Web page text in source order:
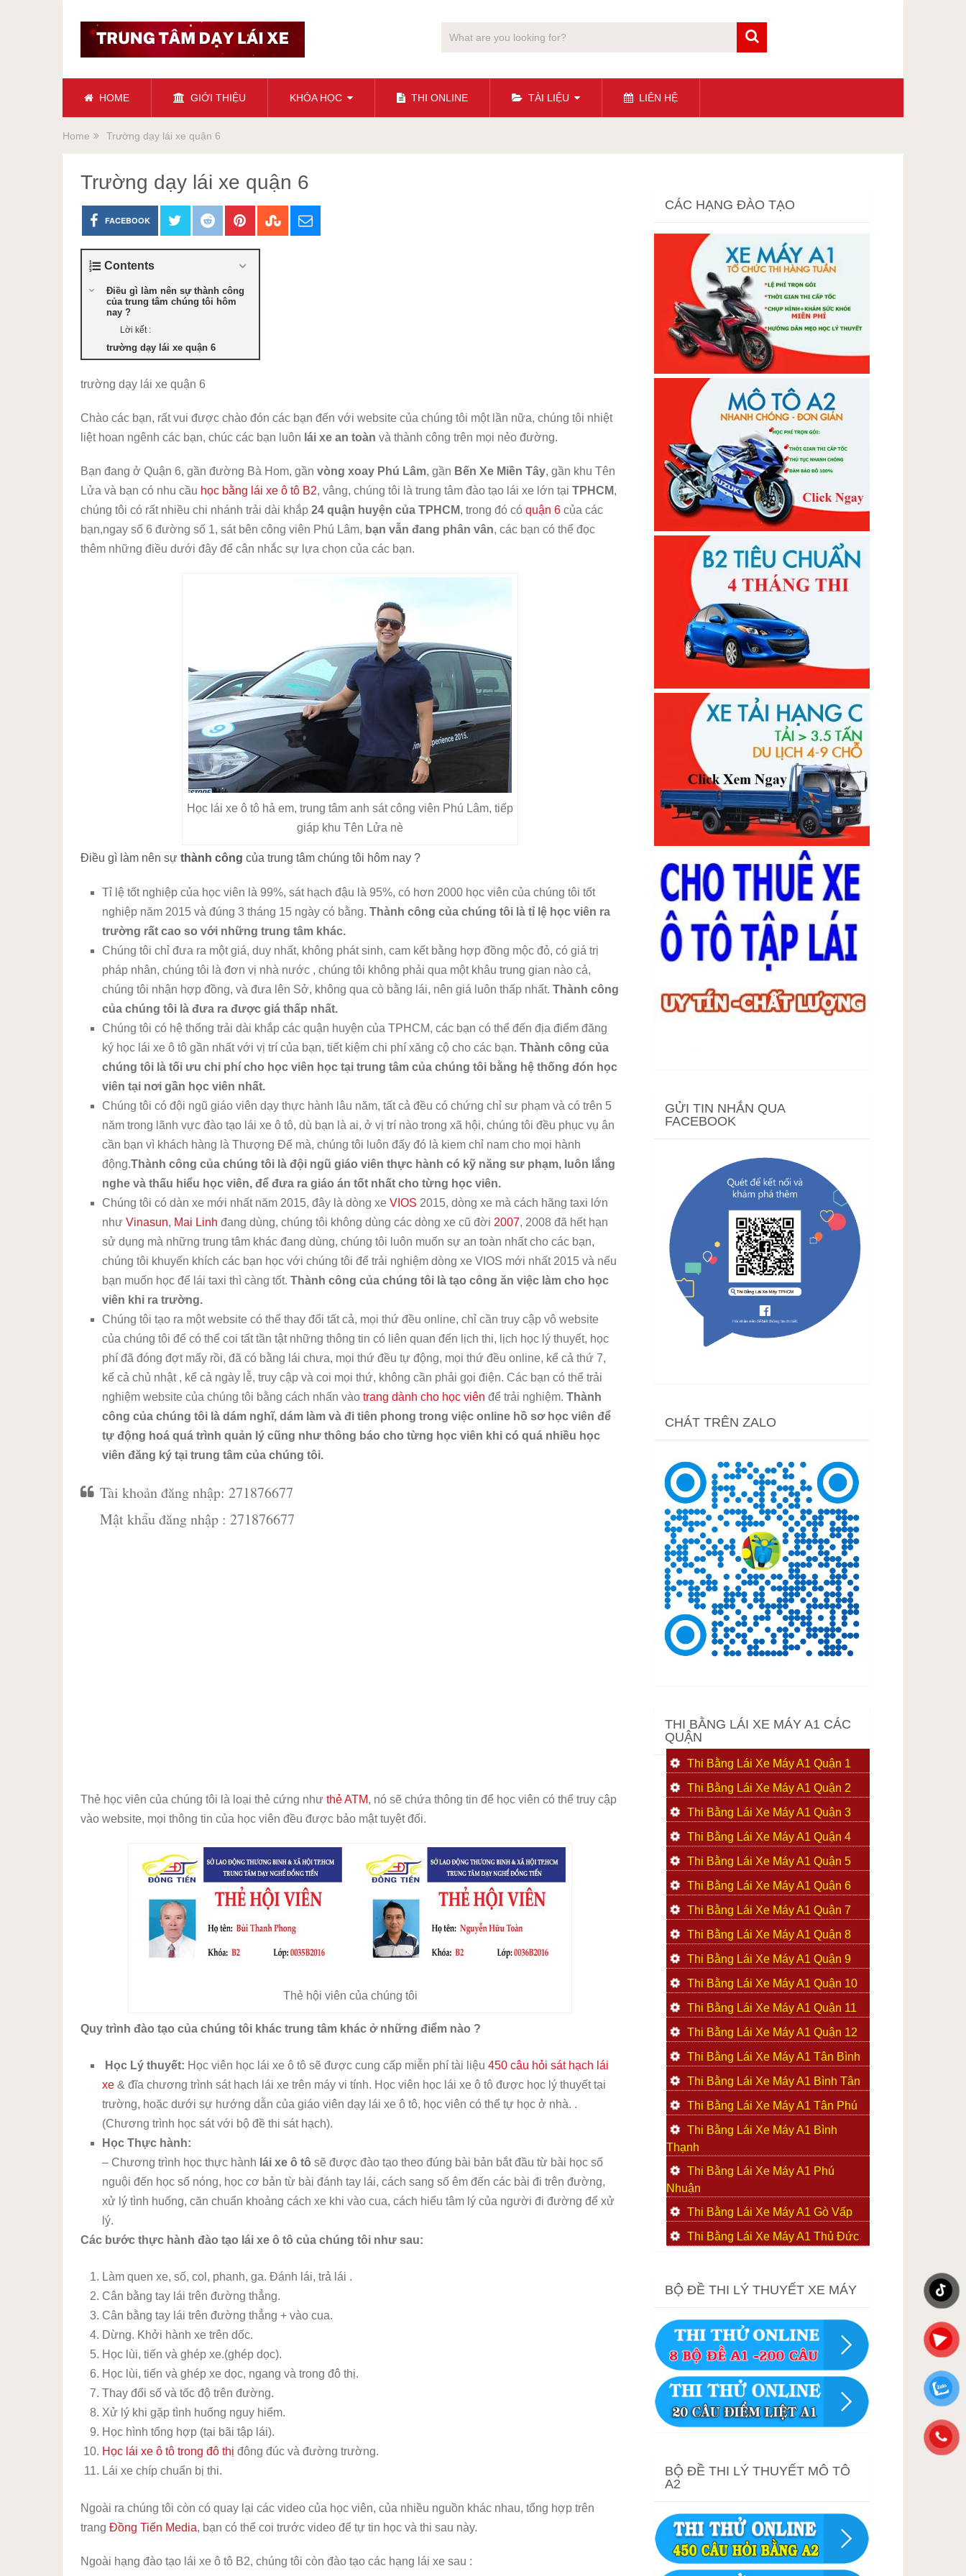
HOME GIỚI THIỆU KHÓA HỌC THI ONLINE TÀI LIỆU LIÊN HỆ
Home Trường dạy lái xe quận 6
Trường dạy lái xe quận 6
FACEBOOK
Contents
Điều gì làm nên sự thành công
của trung tâm chúng tôi hôm
nay ?
Lời kết :
trường dạy lái xe quận 6
trường dạy lái xe quận 6
Chào các bạn, rất vui được chào đón các bạn đến với website của chúng tôi một lần nữa, chúng tôi nhiệt
liệt hoan ngênh các bạn, chúc các bạn luôn lái xe an toàn và thành công trên mọi nẻo đường.
Bạn đang ở Quận 6, gần đường Bà Hom, gần vòng xoay Phú Lâm, gần Bến Xe Miền Tây, gần khu Tên
Lửa và bạn có nhu cầu học bằng lái xe ô tô B2, vâng, chúng tôi là trung tâm đào tạo lái xe lớn tại TPHCM,
chúng tôi có rất nhiều chi nhánh trải dài khắp 24 quận huyện của TPHCM, trong đó có quận 6 của các
bạn,ngay số 6 đường số 1, sát bên công viên Phú Lâm, bạn vẫn đang phân vân, các bạn có thể đọc
thêm những điều dưới đây để cân nhắc sự lựa chọn của các bạn.
Học lái xe ô tô hả em, trung tâm anh sát công viên Phú Lâm, tiếp
giáp khu Tên Lửa nè
Điều gì làm nên sự thành công của trung tâm chúng tôi hôm nay ?
Tỉ lệ tốt nghiệp của học viên là 99%, sát hạch đậu là 95%, có hơn 2000 học viên của chúng tôi tốt
nghiệp năm 2015 và đúng 3 tháng 15 ngày có bằng.Thành công của chúng tôi là tỉ lệ học viên ra
trường rất cao so với những trung tâm khác.
Chúng tôi chỉ đưa ra một giá, duy nhất, không phát sinh, cam kết bằng hợp đồng mộc đỏ, có giá trị
pháp nhân, chúng tôi là đơn vị nhà nước , chúng tôi không phải qua một khâu trung gian nào cả,
chúng tôi nhận hợp đồng, và đưa lên Sở, không qua cò bằng lái, nên giá luôn thấp nhất.Thành công
của chúng tôi là đưa ra được giá thấp nhất.
Chúng tôi có hệ thống trải dài khắp các quận huyện của TPHCM, các bạn có thể đến địa điểm đăng
ký học lái xe ô tô gần nhất với vị trí của bạn, tiết kiệm chi phí xăng cộ cho các bạn.Thành công của
chúng tôi là tối ưu chi phí cho học viên học tại trung tâm của chúng tôi bằng hệ thống đón học
viên tại nơi gần học viên nhất.
Chúng tôi có đội ngũ giáo viên dạy thực hành lâu năm, tất cả đều có chứng chỉ sư phạm và có trên 5
năm trong lãnh vực đào tạo lái xe ô tô, dù bạn là ai, ở vị trí nào trong xã hội, chúng tôi đều phục vụ ân
cần bạn vì khách hàng là Thượng Đế mà, chúng tôi luôn đấy đó là kiem chỉ nam cho mọi hành
động.Thành công của chúng tôi là đội ngũ giáo viên thực hành có kỹ năng sư phạm, luôn lắng
nghe và thấu hiểu học viên, để đưa ra giáo án tốt nhất cho từng học viên.
Chúng tôi có dàn xe mới nhất năm 2015, đây là dòng xeVIOS 2015, dòng xe mà cách hãng taxi lớn
nhưVinasun, Mai Linh đang dùng, chúng tôi không dùng các dòng xe cũ đời 2007, 2008 đã hết hạn
sử dụng mà những trung tâm khác đang dùng, chúng tôi luôn muốn sự an toàn nhất cho các bạn,
chúng tôi khuyến khích các bạn học với chúng tôi để trải nghiệm dòng xe VIOS mới nhất 2015 và nếu
bạn muốn học để lái taxi thì càng tốt.Thành công của chúng tôi là tạo công ăn việc làm cho học
viên khi ra trường.
Chúng tôi tạo ra một website có thể thay đổi tất cả, mọi thứ đều online, chỉ cần truy cập vô website
của chúng tôi để có thể coi tất tần tật những thông tin có liên quan đến lịch thi, lịch học lý thuyết, học
phí đã đóng đợt mấy rồi, đã có bằng lái chưa, mọi thứ đều tự động, mọi thứ đều online, kể cả thứ 7,
kể cả chủ nhật , kể cả ngày lễ, truy cập và coi mọi thứ, không cần phải gọi điện. Các bạn có thể trải
nghiệm website của chúng tôi bằng cách nhấn vàotrang dành cho học viên để trải nghiệm.Thành
công của chúng tôi là dám nghĩ, dám làm và đi tiên phong trong việc online hồ sơ học viên để
tự động hoá quá trình quản lý cũng như thông báo cho từng học viên khi có quá nhiều học
viên đăng ký tại trung tâm của chúng tôi.
Tài khoản đăng nhập: 271876677
Mật khẩu đăng nhập : 271876677
Thẻ học viên của chúng tôi là loại thẻ cứng như thẻ ATM, nó sẽ chứa thông tin để học viên có thể truy cập
vào website, mọi thông tin của học viên đều được bảo mật tuyệt đối.
Thẻ hội viên của chúng tôi
Quy trình đào tạo của chúng tôi khác trung tâm khác ở những điểm nào ?
Học Lý thuyết: Học viên học lái xe ô tô sẽ được cung cấp miễn phí tài liệu450 câu hỏi sát hạch lái
xe & đĩa chương trình sát hạch lái xe trên máy vi tính. Học viên học lái xe ô tô được học lý thuyết tại
trường, hoặc dưới sự hướng dẫn của giáo viên dạy lái xe ô tô, học viên có thể tự học ở nhà. .
(Chương trình học sát với bộ đề thi sát hạch).
Học Thực hành:
– Chương trình học thực hành lái xe ô tô sẽ được đào tạo theo đúng bài bản bắt đầu từ bài học số
nguội đến học số nóng, học cơ bản từ bài đánh tay lái, cách sang số êm đến các bài đi trên đường,
xử lý tình huống, căn chuẩn khoảng cách xe khi vào cua, cách hiểu tâm lý của người đi đường để xử
lý.
Các bước thực hành đào tạo lái xe ô tô của chúng tôi như sau:
Làm quen xe, số, col, phanh, ga. Đánh lái, trả lái .
Cân bằng tay lái trên đường thẳng.
Cân bằng tay lái trên đường thẳng + vào cua.
Dừng. Khởi hành xe trên dốc.
Học lùi, tiến và ghép xe.(ghép dọc).
Học lùi, tiến và ghép xe dọc, ngang và trong đô thị.
Thay đổi số và tốc độ trên đường.
Xử lý khi gặp tình huống nguy hiểm.
Học hình tổng hợp (tại bãi tập lái).
Học lái xe ô tô trong đô thịđông đúc và đường trường.
Lái xe chíp chuẩn bị thi.
Ngoài ra chúng tôi còn có quay lại các video của học viên, của nhiều nguồn khác nhau, tổng hợp trên
trang Đồng Tiến Media, bạn có thể coi trước video để tự tin học và thi sau này.
Ngoài hạng đào tạo lái xe ô tô B2, chúng tôi còn đào tạo các hạng lái xe sau :
CÁC HẠNG ĐÀO TẠO
GỬI TIN NHẮN QUA
FACEBOOK
CHÁT TRÊN ZALO
THI BẰNG LÁI XE MÁY A1 CÁC
QUẬN
Thi Bằng Lái Xe Máy A1 Quận 1
Thi Bằng Lái Xe Máy A1 Quận 2
Thi Bằng Lái Xe Máy A1 Quận 3
Thi Bằng Lái Xe Máy A1 Quận 4
Thi Bằng Lái Xe Máy A1 Quận 5
Thi Bằng Lái Xe Máy A1 Quận 6
Thi Bằng Lái Xe Máy A1 Quận 7
Thi Bằng Lái Xe Máy A1 Quận 8
Thi Bằng Lái Xe Máy A1 Quận 9
Thi Bằng Lái Xe Máy A1 Quận 10
Thi Bằng Lái Xe Máy A1 Quận 11
Thi Bằng Lái Xe Máy A1 Quận 12
Thi Bằng Lái Xe Máy A1 Tân Bình
Thi Bằng Lái Xe Máy A1 Bình Tân
Thi Bằng Lái Xe Máy A1 Tân Phú
Thi Bằng Lái Xe Máy A1 Bình
Thạnh
Thi Bằng Lái Xe Máy A1 Phú
Nhuận
Thi Bằng Lái Xe Máy A1 Gò Vấp
Thi Bằng Lái Xe Máy A1 Thủ Đức
BỘ ĐỀ THI LÝ THUYẾT XE MÁY
BỘ ĐỀ THI LÝ THUYẾT MÔ TÔ
A2